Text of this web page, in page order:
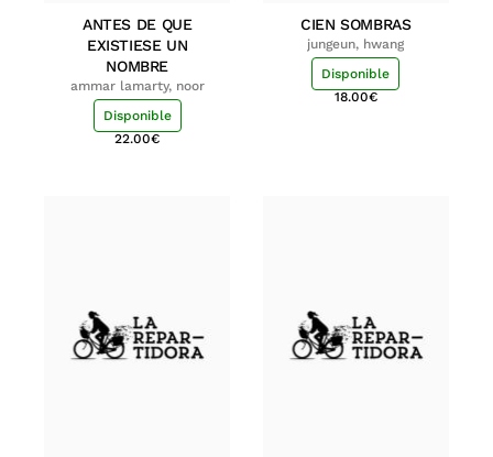
ANTES DE QUE
EXISTIESE UN
NOMBRE
ammar lamarty, noor
Disponible
22.00€
CIEN SOMBRAS
jungeun, hwang
Disponible
18.00€